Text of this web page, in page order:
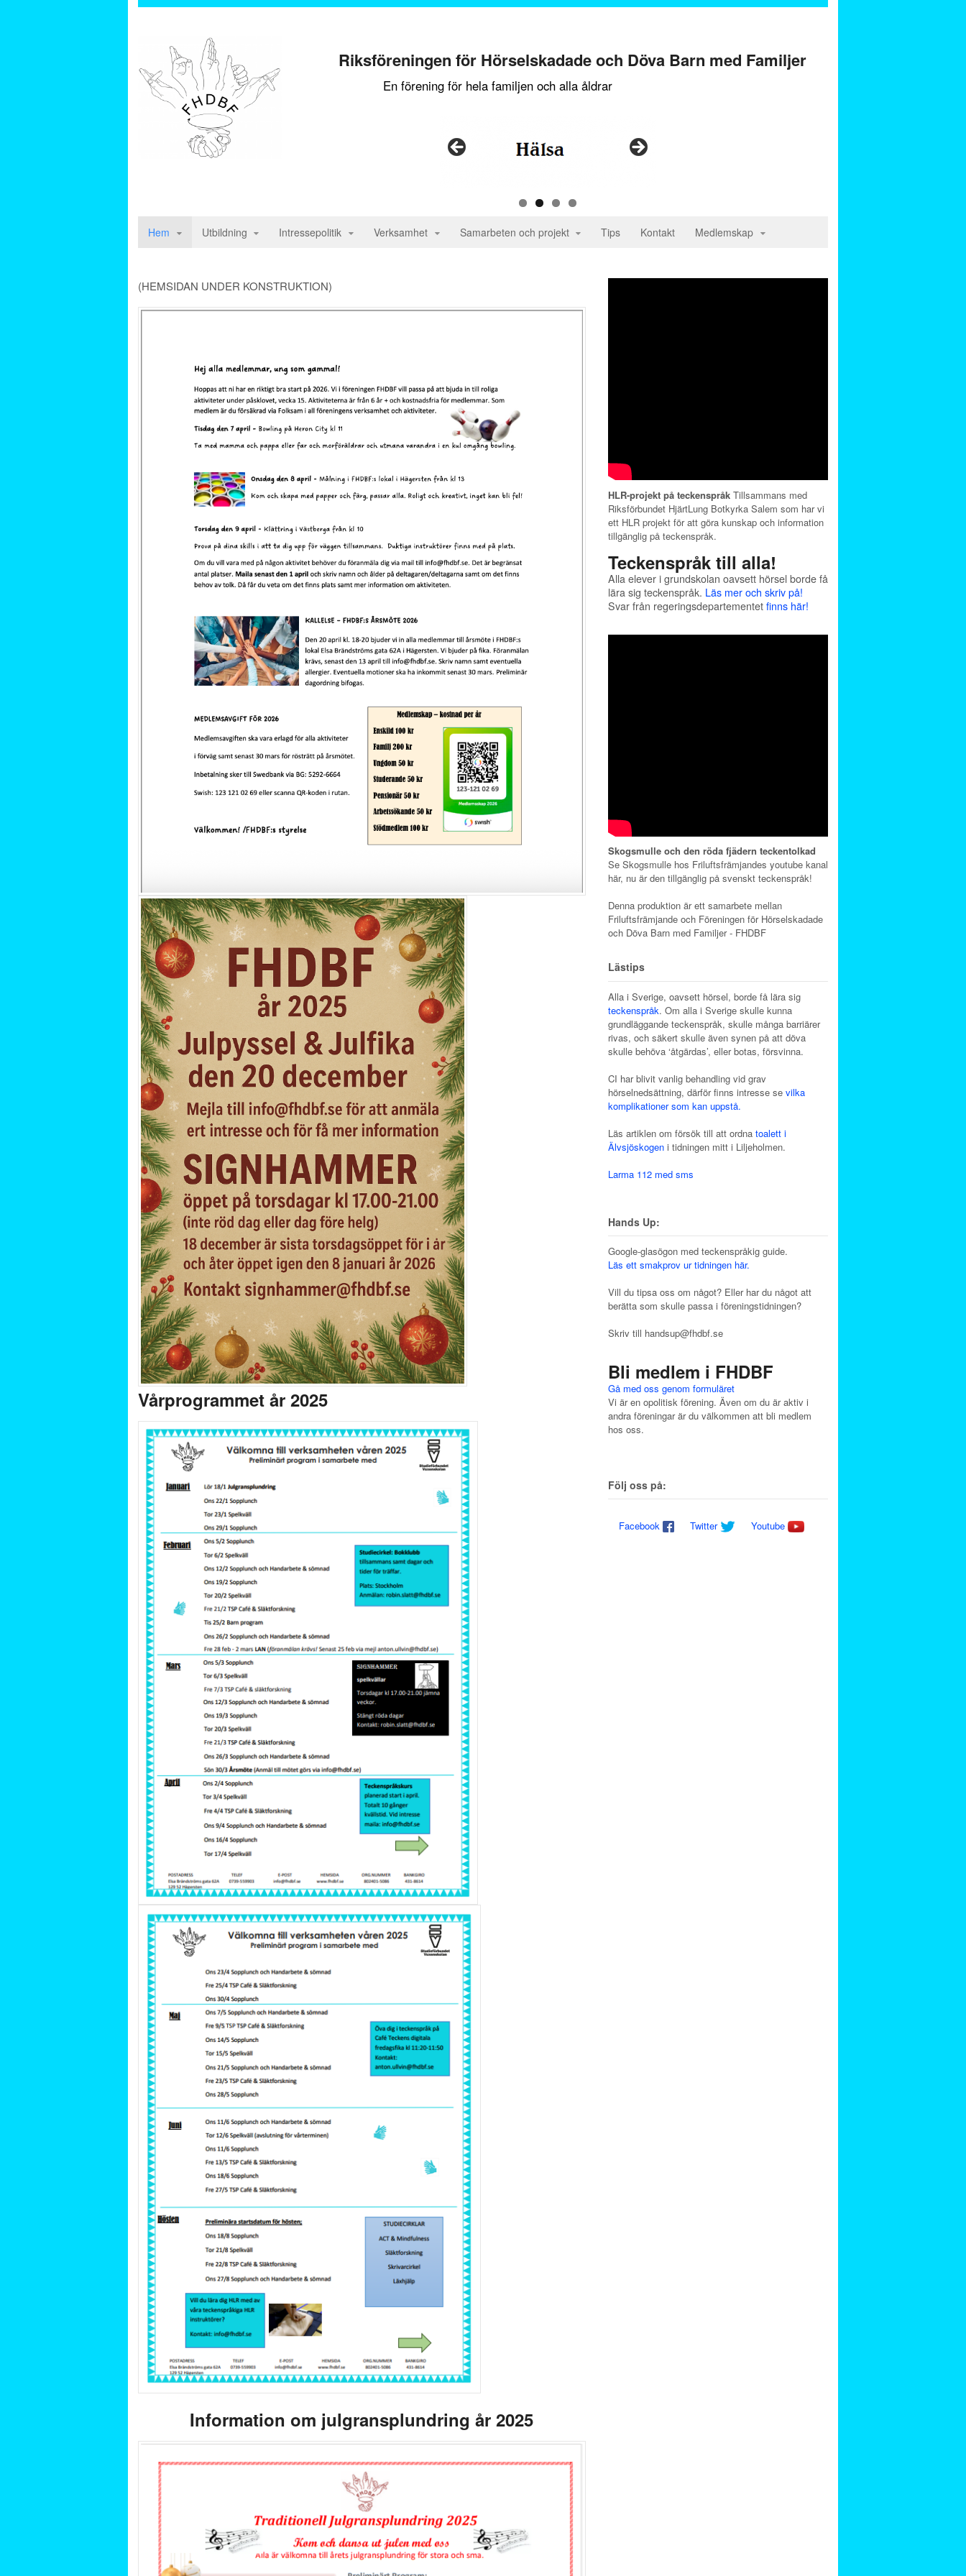
Riksföreningen för Hörselskadade och Döva Barn med Familjer
En förening för hela familjen och alla åldrar
Hem Utbildning Intressepolitik Verksamhet Samarbeten och projekt Tips Kontakt Medlemskap
(HEMSIDAN UNDER KONSTRUKTION)
Vårprogrammet år 2025
Information om julgransplundring år 2025
HLR-projekt på teckenspråkTillsammans med
Riksförbundet HjärtLung Botkyrka Salem som har vi
ett HLR projekt för att göra kunskap och information
tillgänglig på teckenspråk.
Teckenspråk till alla!
Alla elever i grundskolan oavsett hörsel borde få
lära sig teckenspråk. Läs mer och skriv på!
Svar från regeringsdepartementet finns här!
Skogsmulle och den röda fjädern teckentolkad
Se Skogsmulle hos Friluftsfrämjandes youtube kanal
här, nu är den tillgänglig på svenskt teckenspråk!
Denna produktion är ett samarbete mellan
Friluftsfrämjande och Föreningen för Hörselskadade
och Döva Barn med Familjer - FHDBF
Lästips
Alla i Sverige, oavsett hörsel, borde få lära sig
teckenspråk. Om alla i Sverige skulle kunna
grundläggande teckenspråk, skulle många barriärer
rivas, och säkert skulle även synen på att döva
skulle behöva ‘åtgärdas’, eller botas, försvinna.
CI har blivit vanlig behandling vid grav
hörselnedsättning, därför finns intresse se vilka
komplikationer som kan uppstå.
Läs artiklen om försök till att ordna toalett i
Älvsjöskogeni tidningen mitt i Liljeholmen.
Larma 112 med sms
Hands Up:
Google-glasögon med teckenspråkig guide.
Läs ett smakprov ur tidningen här.
Vill du tipsa oss om något? Eller har du något att
berätta som skulle passa i föreningstidningen?
Skriv till handsup@fhdbf.se
Bli medlem i FHDBF
Gå med oss genom formuläret
Vi är en opolitisk förening. Även om du är aktiv i
andra föreningar är du välkommen att bli medlem
hos oss.
Följ oss på:
Facebook Twitter Youtube